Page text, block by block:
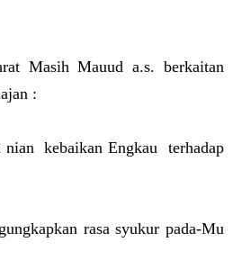
Masih Mauud a.s. berkaitan
:
nian kebaikan Engkau terhadap
rasa syukur pada-Mu